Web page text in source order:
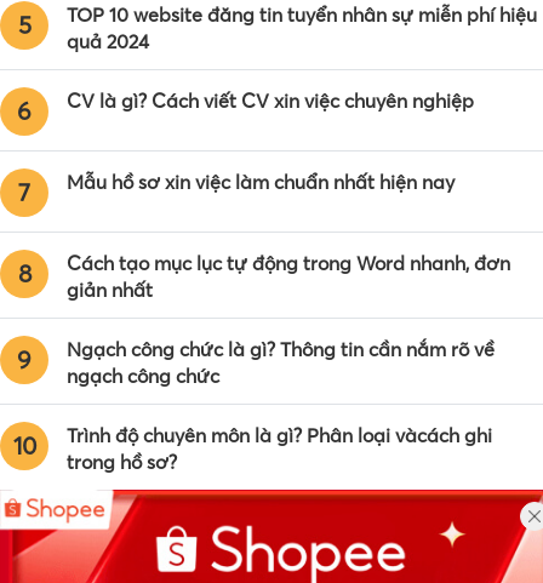
5
TOP 10 website đăng tin tuyển nhân sự miễn phí hiệu
quả 2024
6 CV là gì? Cách viết CV xin việc chuyên nghiệp
7 Mẫu hồ sơ xin việc làm chuẩn nhất hiện nay
8
Cách tạo mục lục tự động trong Word nhanh, đơn
giản nhất
9
Ngạch công chức là gì? Thông tin cần nắm rõ về
ngạch công chức
10
Trình độ chuyên môn là gì? Phân loại vàcách ghi
trong hồ sơ?